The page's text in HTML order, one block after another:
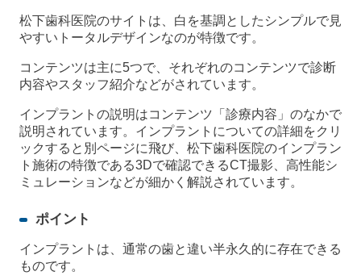
松下歯科医院のサイトは、白を基調としたシンプルで見
やすいトータルデザインなのが特徴です。
コンテンツは主に5つで、それぞれのコンテンツで診断
内容やスタッフ紹介などがされています。
インプラントの説明はコンテンツ「診療内容」のなかで
説明されています。インプラントについての詳細をクリ
ックすると別ページに飛び、松下歯科医院のインプラン
ト施術の特徴である3Dで確認できるCT撮影、高性能シ
ミュレーションなどが細かく解説されています。
ポイント
インプラントは、通常の歯と違い半永久的に存在できる
ものです。